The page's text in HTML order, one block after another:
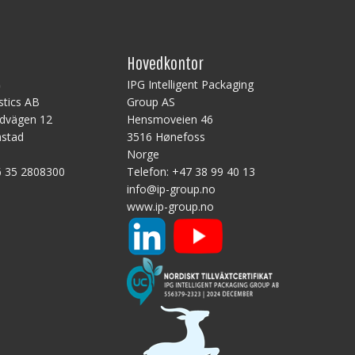
AB
12
35 2808300
Hovedkontor
IPG Intelligent Packaging
Group AS
Hensmoveien 46
3516 Hønefoss
Norge
Telefon: +47 38 99 40 13
info@ip-group.no
www.ip-group.no